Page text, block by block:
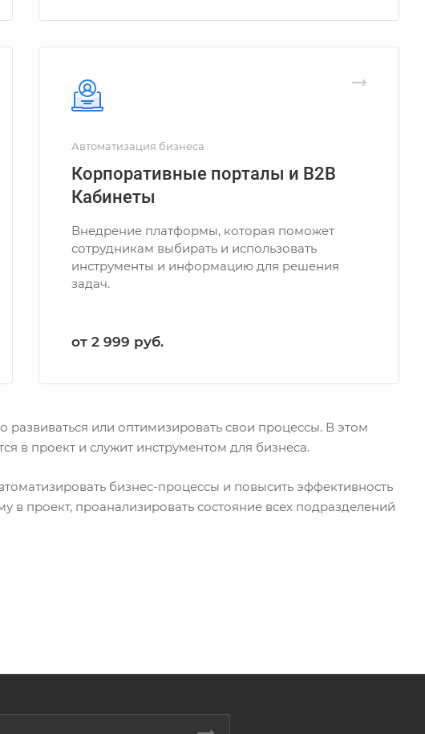
Автоматизация бизнеса
Корпоративные порталы и B2B
Кабинеты
Внедрение платформы, которая поможет
сотрудникам выбирать и использовать
инструменты и информацию для решения
задач.
от 2 999 руб.
или оптимизировать свои процессы. В этом
в проект и служит инструментом для бизнеса.
бизнес-процессы и повысить эффективность
в проект, проанализировать состояние всех подразделений